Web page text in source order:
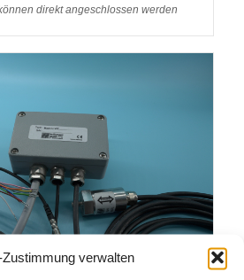
verwalten
direkt angeschlossen werden